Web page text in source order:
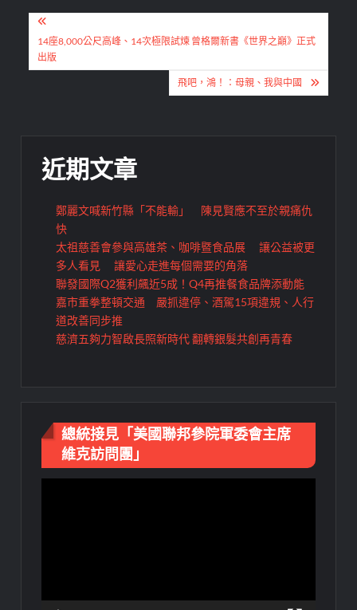
文
章
導
14座8,000公尺高峰、14次極限試煉 曾格爾新書《世界之巔》正式
出版
飛吧，鴻！：母親、我與中國
近期文章
鄭麗文喊新竹縣「不能輸」 陳見賢應不至於親痛仇
快
太祖慈善會參與高雄茶、咖啡暨食品展 讓公益被更
多人看見 讓愛心走進每個需要的角落
聯發國際Q2獲利飆近5成！Q4再推餐食品牌添動能
嘉市重拳整頓交通 嚴抓違停、酒駕15項違規、人行
道改善同步推
慈濟五夠力智啟長照新時代 翻轉銀髮共創再青春
總統接見「美國聯邦參院軍委會主席
維克訪問團」